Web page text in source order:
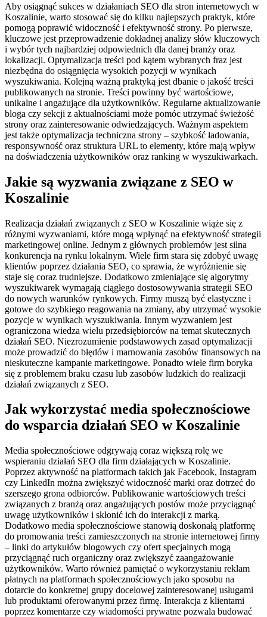
Aby osiągnąć sukces w działaniach SEO dla stron internetowych w
Koszalinie, warto stosować się do kilku najlepszych praktyk, które
pomogą poprawić widoczność i efektywność strony. Po pierwsze,
kluczowe jest przeprowadzenie dokładnej analizy słów kluczowych
i wybór tych najbardziej odpowiednich dla danej branży oraz
lokalizacji. Optymalizacja treści pod kątem wybranych fraz jest
niezbędna do osiągnięcia wysokich pozycji w wynikach
wyszukiwania. Kolejną ważną praktyką jest dbanie o jakość treści
publikowanych na stronie. Treści powinny być wartościowe,
unikalne i angażujące dla użytkowników. Regularne aktualizowanie
bloga czy sekcji z aktualnościami może pomóc utrzymać świeżość
strony oraz zainteresowanie odwiedzających. Ważnym aspektem
jest także optymalizacja techniczna strony – szybkość ładowania,
responsywność oraz struktura URL to elementy, które mają wpływ
na doświadczenia użytkowników oraz ranking w wyszukiwarkach.
Jakie są wyzwania związane z SEO w
Koszalinie
Realizacja działań związanych z SEO w Koszalinie wiąże się z
różnymi wyzwaniami, które mogą wpłynąć na efektywność strategii
marketingowej online. Jednym z głównych problemów jest silna
konkurencja na rynku lokalnym. Wiele firm stara się zdobyć uwagę
klientów poprzez działania SEO, co sprawia, że wyróżnienie się
staje się coraz trudniejsze. Dodatkowo zmieniające się algorytmy
wyszukiwarek wymagają ciągłego dostosowywania strategii SEO
do nowych warunków rynkowych. Firmy muszą być elastyczne i
gotowe do szybkiego reagowania na zmiany, aby utrzymać wysokie
pozycje w wynikach wyszukiwania. Innym wyzwaniem jest
ograniczona wiedza wielu przedsiębiorców na temat skutecznych
działań SEO. Niezrozumienie podstawowych zasad optymalizacji
może prowadzić do błędów i marnowania zasobów finansowych na
nieskuteczne kampanie marketingowe. Ponadto wiele firm boryka
się z problemem braku czasu lub zasobów ludzkich do realizacji
działań związanych z SEO.
Jak wykorzystać media społecznościowe
do wsparcia działań SEO w Koszalinie
Media społecznościowe odgrywają coraz większą rolę we
wspieraniu działań SEO dla firm działających w Koszalinie.
Poprzez aktywność na platformach takich jak Facebook, Instagram
czy LinkedIn można zwiększyć widoczność marki oraz dotrzeć do
szerszego grona odbiorców. Publikowanie wartościowych treści
związanych z branżą oraz angażujących postów może przyciągnąć
uwagę użytkowników i skłonić ich do interakcji z marką.
Dodatkowo media społecznościowe stanowią doskonałą platformę
do promowania treści zamieszczonych na stronie internetowej firmy
– linki do artykułów blogowych czy ofert specjalnych mogą
przyciągnąć ruch organiczny oraz zwiększyć zaangażowanie
użytkowników. Warto również pamiętać o wykorzystaniu reklam
płatnych na platformach społecznościowych jako sposobu na
dotarcie do konkretnej grupy docelowej zainteresowanej usługami
lub produktami oferowanymi przez firmę. Interakcja z klientami
poprzez komentarze czy wiadomości prywatne pozwala budować